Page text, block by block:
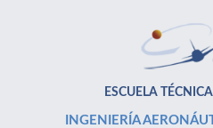
ESCUELA
INGENIERÍA